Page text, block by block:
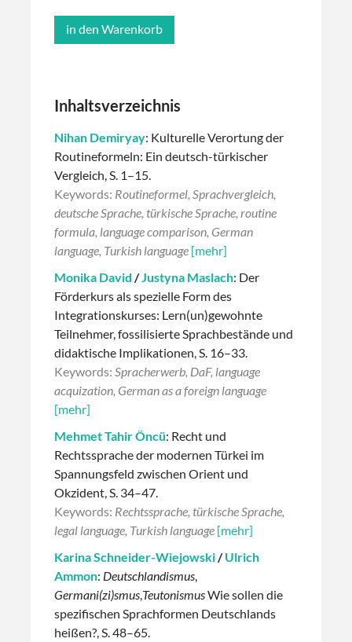
Inhaltsverzeichnis
Nihan Demiryay: Kulturelle Verortung der
Routineformeln: Ein deutsch-türkischer
Vergleich, S. 1–15.
Keywords: Routineformel, Sprachvergleich,
deutsche Sprache, türkische Sprache, routine
formula, language comparison, German
language, Turkish language [mehr]
Monika David /Justyna Maslach: Der
Förderkurs als spezielle Form des
Integrationskurses: Lern(un)gewohnte
Teilnehmer, fossilisierte Sprachbestände und
didaktische Implikationen, S. 16–33.
Keywords: Spracherwerb, DaF, language
acquization, German as a foreign language
[mehr]
Mehmet Tahir Öncü: Recht und
Rechtssprache der modernen Türkei im
Spannungsfeld zwischen Orient und
Okzident, S. 34–47.
Keywords: Rechtssprache, türkische Sprache,
legal language, Turkish language [mehr]
Karina Schneider-Wiejowski/Ulrich
Ammon: Deutschlandismus,
Germani(zi)smus,TeutonismusWie sollen die
spezifischen Sprachformen Deutschlands
heißen?, S. 48–65.